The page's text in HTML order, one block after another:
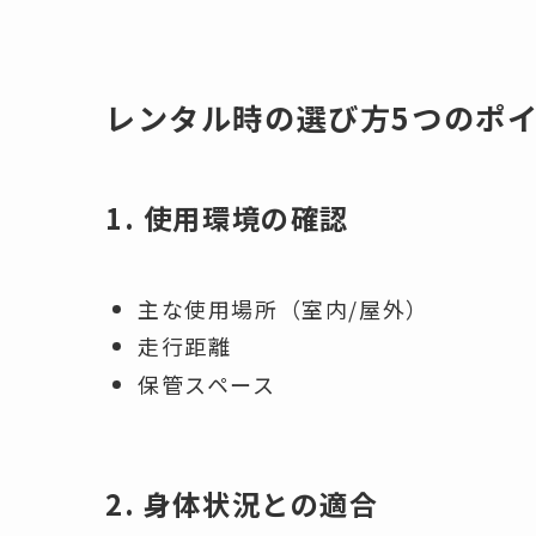
レンタル時の選び方5つのポ
1. 使用環境の確認
主な使用場所（室内/屋外）
走行距離
保管スペース
2. 身体状況との適合